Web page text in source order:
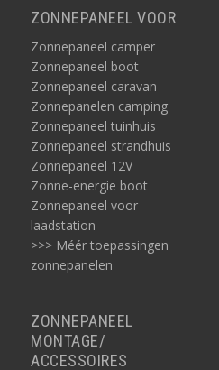
ZONNEPANEEL VOOR
Zonnepaneel camper
Zonnepaneel boot
Zonnepaneel caravan
Zonnepanelen camping
Zonnepaneel tuinhuis
Zonnepaneel strandhuis
Zonnepaneel 12V
Zonne-energie boot
Zonnepaneel voor
laadstation
>>> Méér toepassingen
zonnepanelen
ZONNEPANEEL
MONTAGE/
ACCESSOIRES